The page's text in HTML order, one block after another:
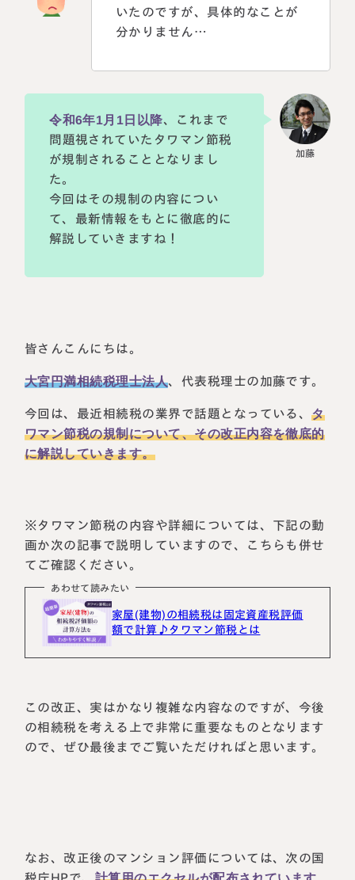
お客様の声
税理士紹介
法人情報
東京事務所
東京都港区南青山一丁目2番6号
ラティス青山スクエア2階
〒530-0017
大阪府大阪市北区角田町8番47号
450-0002
知県名古屋市中村区名駅三丁目28
名古屋ビルヂング25階
〒330-0854
埼玉県さいたま市大宮区桜木町一丁目
大宮ソラミチKOZ4階
相続について学ぶ
相続コラム
セミナー
円満相続ちゃんねる
いたのですが、具体的なことが
分かりません…
令和6年1月1日以降、これまで
問題視されていたタワマン節税
が規制されることとなりまし
た。
今回はその規制の内容につい
て、最新情報をもとに徹底的に
解説していきますね！
皆さんこんにちは。
大宮円満相続税理士法人、代表税理士の加藤です。
今回は、最近相続税の業界で話題となっている、タ
ワマン節税の規制について、その改正内容を徹底的
に解説していきます。
※タワマン節税の内容や詳細については、下記の動
画か次の記事で説明していますので、こちらも併せ
てご確認ください。
あわせて読みたい
家屋(建物)の相続税は固定資産税評価
額で計算♪タワマン節税とは
この改正、実はかなり複雑な内容なのですが、今後
の相続税を考える上で非常に重要なものとなります
ので、ぜひ最後までご覧いただければと思います。
なお、改正後のマンション評価については、次の国